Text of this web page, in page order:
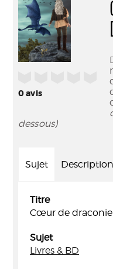
0avis
dessous)
Sujet Description
Titre
Cœur de
Sujet
Livres & BD